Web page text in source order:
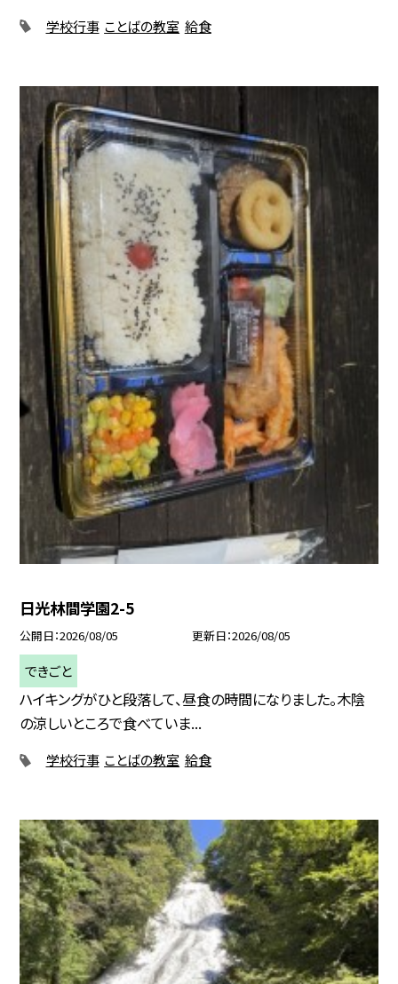
学校行事 ことばの教室 給食
日光林間学園2-5
公開日 2026/08/05 更新日 2026/08/05
できごと
ハイキングがひと段落して、昼食の時間になりました。木陰
の涼しいところで食べていま...
学校行事 ことばの教室 給食